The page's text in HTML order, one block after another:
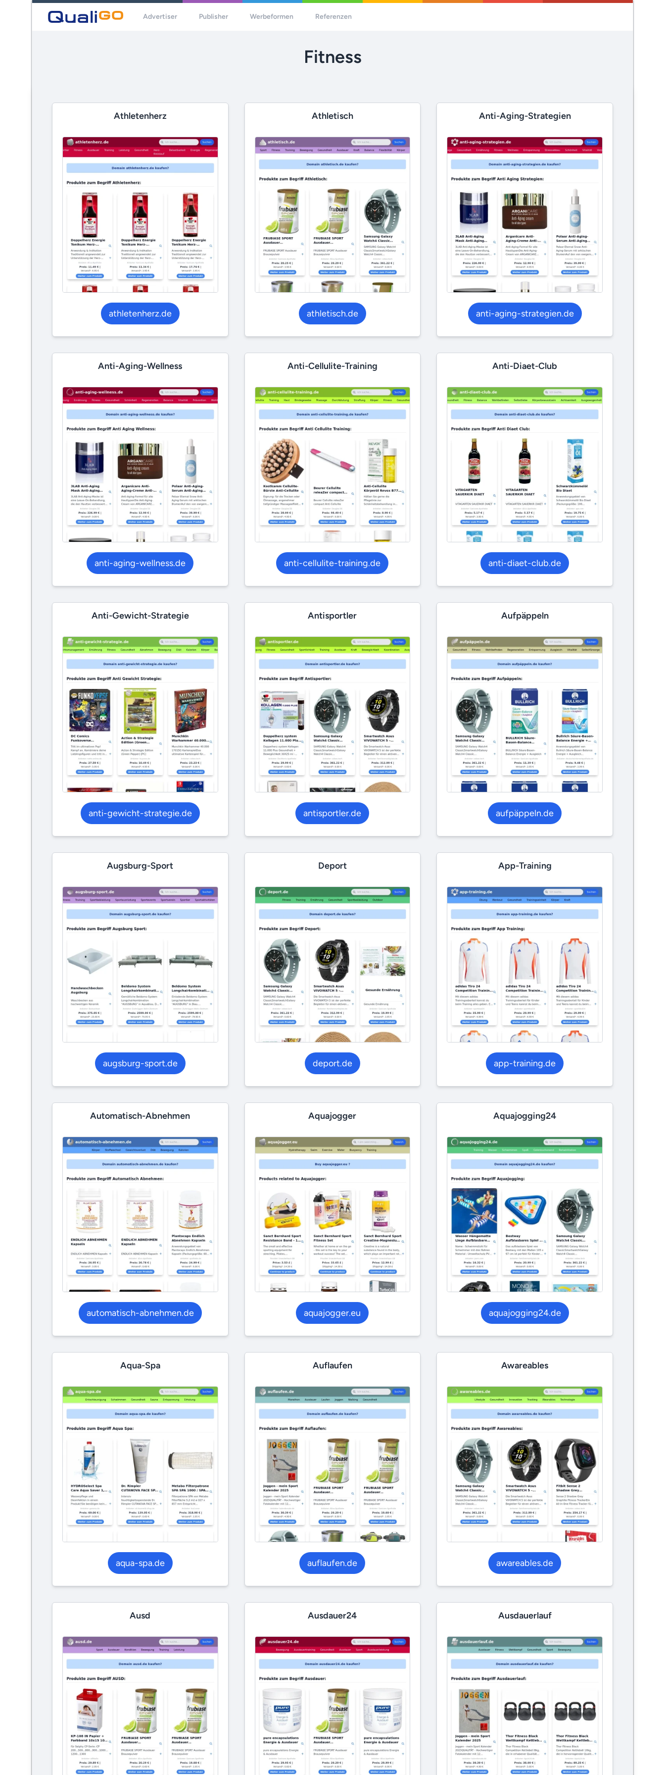
Advertiser Publisher Werbeformen Referenzen
Fitness
Athletenherz
athletenherz.de
Athletisch
athletisch.de
Anti-Aging-Strategien
anti-aging-strategien.de
Anti-Aging-Wellness
anti-aging-wellness.de
Anti-Cellulite-Training
anti-cellulite-training.de
Anti-Diaet-Club
anti-diaet-club.de
Anti-Gewicht-Strategie
anti-gewicht-strategie.de
Antisportler
antisportler.de
Aufpäppeln
aufpäppeln.de
Augsburg-Sport
augsburg-sport.de
Deport
deport.de
App-Training
app-training.de
Automatisch-Abnehmen
automatisch-abnehmen.de
Aquajogger
aquajogger.eu
Aquajogging24
aquajogging24.de
Aqua-Spa
aqua-spa.de
Auflaufen
auflaufen.de
Awareables
awareables.de
Ausd Ausdauer24 Ausdauerlauf